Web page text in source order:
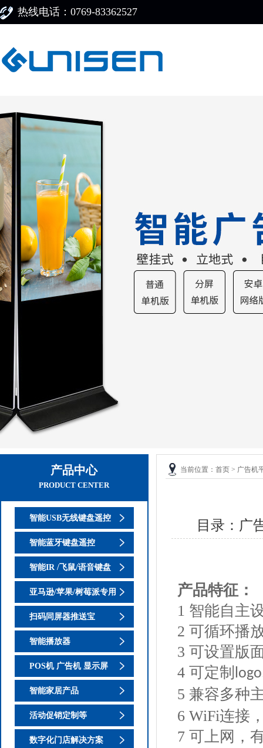
热线电话：0769-83362527
产品中心
PRODUCT CENTER
智能USB无线键盘遥控
智能蓝牙键盘遥控
智能IR /飞鼠/语音键盘
亚马逊/苹果/树莓派专用
扫码同屏器推送宝
智能播放器
POS机 广告机 显示屏
智能家居产品
活动促销定制等
数字化门店解决方案
当前位置： 首页 > 广告机
目录：广
产品特征：
1 智能自主
2 可循环播
3 可设置版
4 可定制
5 兼容多种
6 WiFi连接
7 可上网，